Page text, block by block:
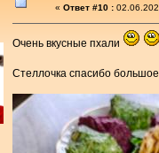
« Ответ #10 :
Очень вкусные пхали
Стеллочка спасибо